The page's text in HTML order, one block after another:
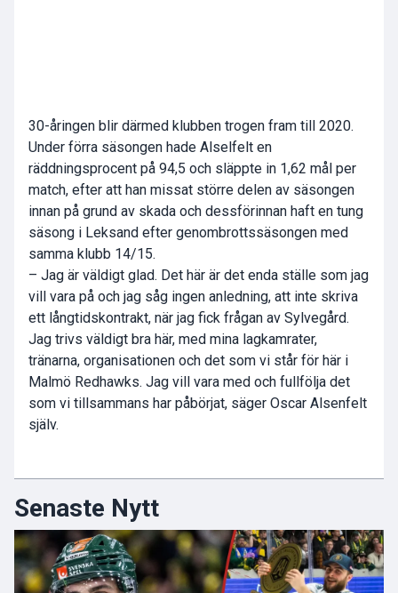
30-åringen blir därmed klubben trogen fram till 2020.
Under förra säsongen hade Alselfelt en
räddningsprocent på 94,5 och släppte in 1,62 mål per
match, efter att han missat större delen av säsongen
innan på grund av skada och dessförinnan haft en tung
säsong i Leksand efter genombrottssäsongen med
samma klubb 14/15.
– Jag är väldigt glad. Det här är det enda ställe som jag
vill vara på och jag såg ingen anledning, att inte skriva
ett långtidskontrakt, när jag fick frågan av Sylvegård.
Jag trivs väldigt bra här, med mina lagkamrater,
tränarna, organisationen och det som vi står för här i
Malmö Redhawks. Jag vill vara med och fullfölja det
som vi tillsammans har påbörjat, säger Oscar Alsenfelt
själv.
Senaste Nytt